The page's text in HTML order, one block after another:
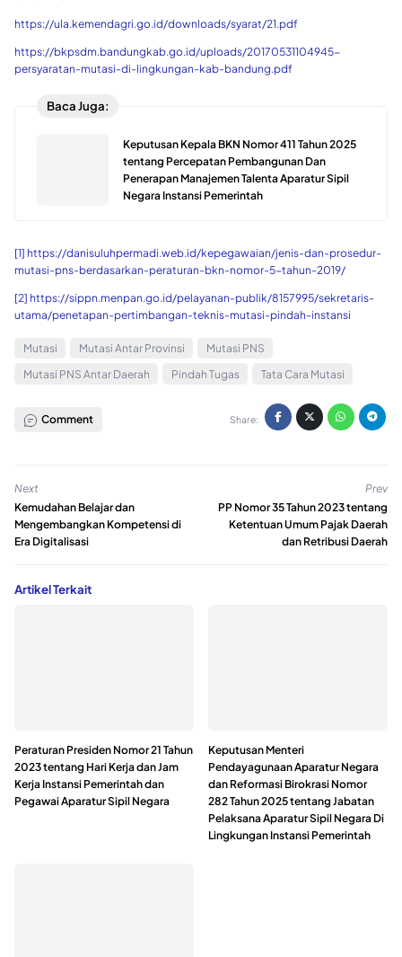
https://ula.kemendagri.go.id/downloads/syarat/21.pdf
https://bkpsdm.bandungkab.go.id/uploads/20170531104945-
persyaratan-mutasi-di-lingkungan-kab-bandung.pdf
Baca Juga:
Keputusan Kepala BKN Nomor 411 Tahun 2025
tentang Percepatan Pembangunan Dan
Penerapan Manajemen Talenta Aparatur Sipil
Negara Instansi Pemerintah
[1] https://danisuluhpermadi.web.id/kepegawaian/jenis-dan-prosedur-
mutasi-pns-berdasarkan-peraturan-bkn-nomor-5-tahun-2019/
[2] https://sippn.menpan.go.id/pelayanan-publik/8157995/sekretaris-
utama/penetapan-pertimbangan-teknis-mutasi-pindah-instansi
Mutasi Mutasi Antar Provinsi
Mutasi PNS
Mutasi PNS Antar Daerah
Pindah Tugas Tata Cara Mutasi
Comment Share:
Next
Kemudahan Belajar dan
Mengembangkan Kompetensi di
Era Digitalisasi
Prev
PP Nomor 35 Tahun 2023 tentang
Ketentuan Umum Pajak Daerah
dan Retribusi Daerah
Artikel Terkait
Peraturan Presiden Nomor 21 Tahun
2023 tentang Hari Kerja dan Jam
Kerja Instansi Pemerintah dan
Pegawai Aparatur Sipil Negara
Keputusan Menteri
Pendayagunaan Aparatur Negara
dan Reformasi Birokrasi Nomor
282 Tahun 2025 tentang Jabatan
Pelaksana Aparatur Sipil Negara Di
Lingkungan Instansi Pemerintah